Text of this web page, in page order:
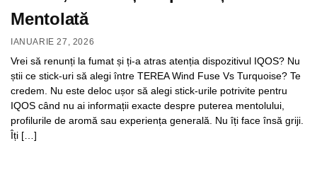
Mentolată
IANUARIE 27, 2026
Vrei să renunți la fumat și ți-a atras atenția dispozitivul IQOS? Nu
știi ce stick-uri să alegi între TEREA Wind Fuse Vs Turquoise? Te
credem. Nu este deloc ușor să alegi stick-urile potrivite pentru
IQOS când nu ai informații exacte despre puterea mentolului,
profilurile de aromă sau experiența generală. Nu îți face însă griji.
Îți […]